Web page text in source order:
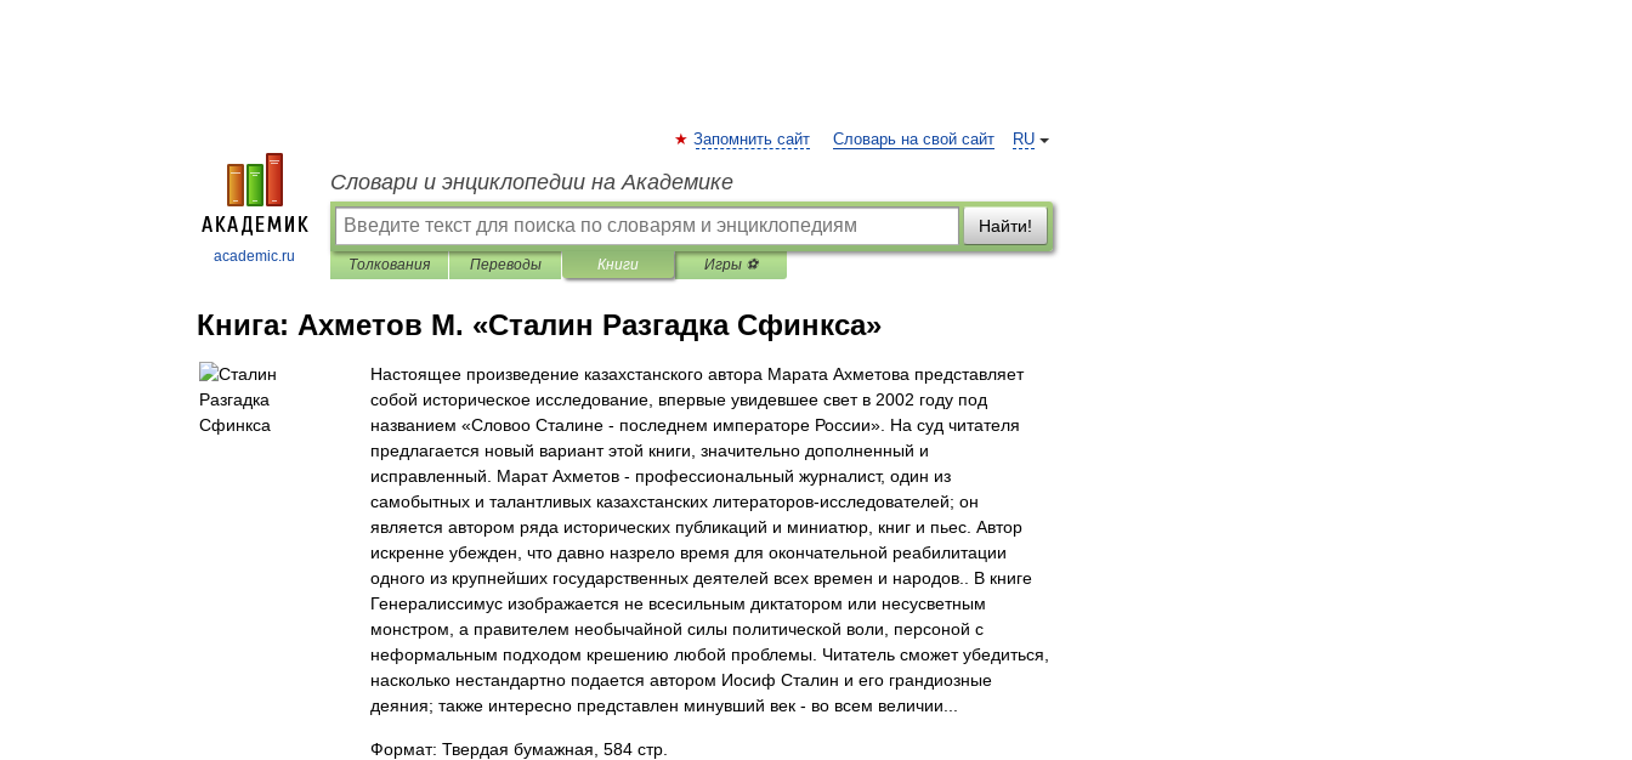
academic.ru
RU
Запомнить сайт Словарь на свой сайт
Словари и энциклопедии на Академике
Найти!
Толкования Переводы Книги Игры ⚽
Книга: Ахметов М. «Сталин Разгадка Сфинкса»
Настоящее произведение казахстанского автора Марата Ахметова представляет
собой историческое исследование, впервые увидевшее свет в 2002 году под
названием «Словоо Сталине - последнем императоре России». На суд читателя
предлагается новый вариант этой книги, значительно дополненный и
исправленный. Марат Ахметов - профессиональный журналист, один из
самобытных и талантливых казахстанских литераторов-исследователей; он
является автором ряда исторических публикаций и миниатюр, книг и пьес. Автор
искренне убежден, что давно назрело время для окончательной реабилитации
одного из крупнейших государственных деятелей всех времен и народов.. В книге
Генералиссимус изображается не всесильным диктатором или несусветным
монстром, а правителем необычайной силы политической воли, персоной с
неформальным подходом крешению любой проблемы. Читатель сможет убедиться,
насколько нестандартно подается автором Иосиф Сталин и его грандиозные
деяния; также интересно представлен минувший век - во всем величии...
Формат: Твердая бумажная, 584 стр.